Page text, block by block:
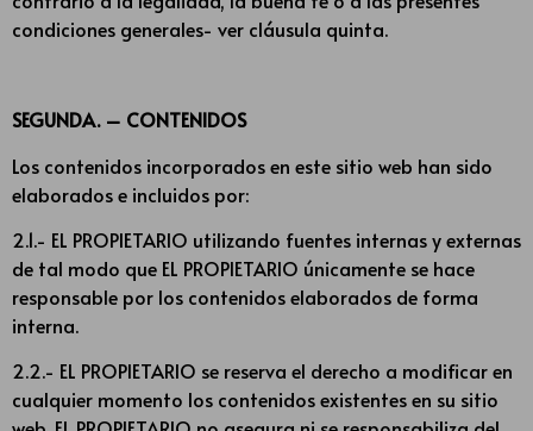
condiciones generales- ver cláusula quinta.
SEGUNDA. – CONTENIDOS
Los contenidos incorporados en este sitio web han sido
elaborados e incluidos por:
2.1.- EL PROPIETARIO utilizando fuentes internas y externas
de tal modo que EL PROPIETARIO únicamente se hace
responsable por los contenidos elaborados de forma
interna.
2.2.- EL PROPIETARIO se reserva el derecho a modificar en
cualquier momento los contenidos existentes en su sitio